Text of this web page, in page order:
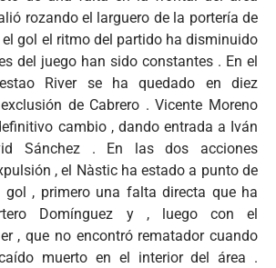
rozando el larguero de la portería de
el gol el ritmo del partido ha disminuido
del juego han sido constantes . En el
River se ha quedado en diez
de Cabrero . Vicente Moreno
cambio , dando entrada a Iván
Sánchez . En las dos acciones
, el Nàstic ha estado a punto de
gol , primero una falta directa que ha
Domínguez y , luego con el
, que no encontró rematador cuando
muerto en el interior del área .